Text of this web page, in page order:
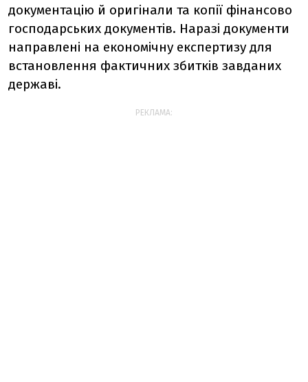
документацію й оригінали та копії фінансово
господарських документів. Наразі документи
направлені на економічну експертизу для
встановлення фактичних збитків завданих
державі.
РЕКЛАМА: